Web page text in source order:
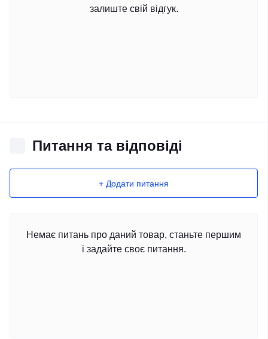
залиште свій відгук.
Питання та відповіді
+ Додати питання
Немає питань про даний товар, станьте першим
і задайте своє питання.